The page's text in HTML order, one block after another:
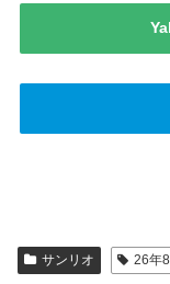
サンリオ 26年8